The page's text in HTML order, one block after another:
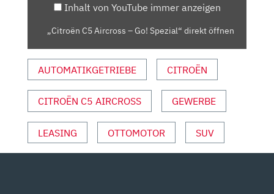
YOUTUBE
ANZEIGEN
Inhalt von YouTube immer anzeigen
„Citroën C5 Aircross – Go! Spezial“ direkt öffnen
AUTOMATIKGETRIEBE CITROËN
CITROËN C5 AIRCROSS GEWERBE
LEASING OTTOMOTOR SUV